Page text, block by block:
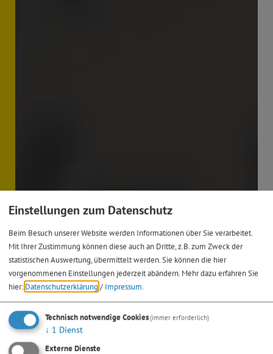
Einstellungen zum Datenschutz
Beim Besuch unserer Website werden Informationen über Sie verarbeitet.
Mit Ihrer Zustimmung können diese auch an Dritte, z.B. zum Zweck der
statistischen Auswertung, übermittelt werden. Sie können die hier
vorgenommenen Einstellungen jederzeit abändern. Mehr dazu erfahren Sie
hier: Datenschutzerklärung / Impressum.
Technisch notwendige Cookies(immer erforderlich)
↓ 1 Dienst
Externe Dienste